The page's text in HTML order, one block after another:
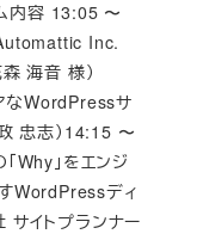
内容 13:05 〜
Inc.
海音 様）
なWordPressサ
忠志）14:15 〜
Why」をエンジ
WordPressディ
サイトプランナー